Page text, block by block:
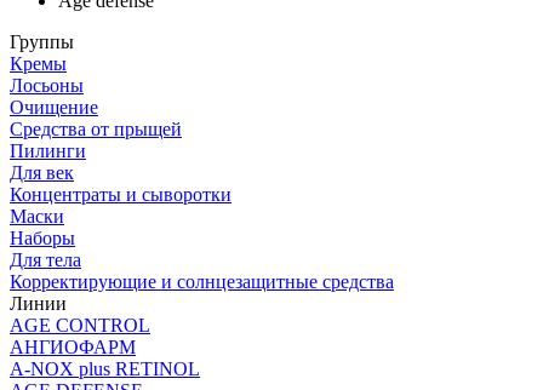
Группы
Кремы
Лосьоны
Очищение
Средства от прыщей
Пилинги
Для век
Концентраты и сыворотки
Маски
Наборы
Для тела
Корректирующие и солнцезащитные средства
Линии
AGE CONTROL
АНГИОФАРМ
A-NOX plus RETINOL